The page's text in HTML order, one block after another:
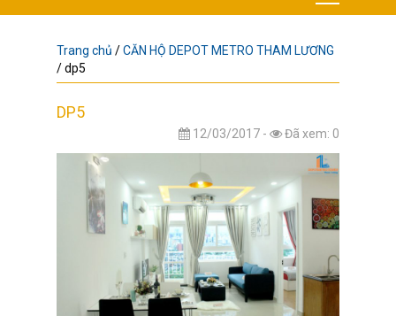
Trang chủ /CĂN HỘ DEPOT METRO THAM LƯƠNG
/dp5
DP5
12/03/2017 - Đã xem: 0